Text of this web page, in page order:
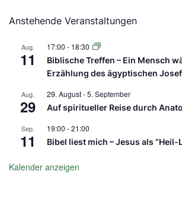
Anstehende Veranstaltungen
Aug.
11
17:00 - 18:30
Biblische Treffen – Ein Mensch
Erzählung des ägyptischen Josef
Aug.
29
29. August-5. September
Auf spiritueller Reise durch
Sep.
11
19:00 -21:00
Bibel liest mich – Jesus als “Heil-
Kalender anzeigen